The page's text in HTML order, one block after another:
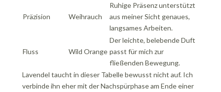
Präzision Weihrauch
Ruhige Präsenz unterstützt
aus meiner Sicht genaues,
langsames Arbeiten.
Fluss Wild Orange
Der leichte, belebende Duft
passt für mich zur
fließenden Bewegung.
Lavendel taucht in dieser Tabelle bewusst nicht auf. Ich
verbinde ihn eher mit der Nachspürphase am Ende einer